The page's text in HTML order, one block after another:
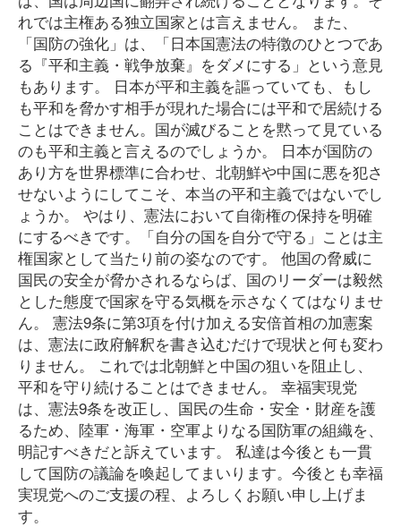
れでは主権ある独立国家とは言えません。 また、
「国防の強化」は、「日本国憲法の特徴のひとつであ
る『平和主義・戦争放棄』をダメにする」という意見
もあります。 日本が平和主義を謳っていても、もし
も平和を脅かす相手が現れた場合には平和で居続ける
ことはできません。国が滅びることを黙って見ている
のも平和主義と言えるのでしょうか。 日本が国防の
あり方を世界標準に合わせ、北朝鮮や中国に悪を犯さ
せないようにしてこそ、本当の平和主義ではないでし
ょうか。 やはり、憲法において自衛権の保持を明確
にするべきです。「自分の国を自分で守る」ことは主
権国家として当たり前の姿なのです。 他国の脅威に
国民の安全が脅かされるならば、国のリーダーは毅然
とした態度で国家を守る気概を示さなくてはなりませ
ん。 憲法9条に第3項を付け加える安倍首相の加憲案
は、憲法に政府解釈を書き込むだけで現状と何も変わ
りません。 これでは北朝鮮と中国の狙いを阻止し、
平和を守り続けることはできません。 幸福実現党
は、憲法9条を改正し、国民の生命・安全・財産を護
るため、陸軍・海軍・空軍よりなる国防軍の組織を、
明記すべきだと訴えています。 私達は今後とも一貫
して国防の議論を喚起してまいります。今後とも幸福
実現党へのご支援の程、よろしくお願い申し上げま
す。